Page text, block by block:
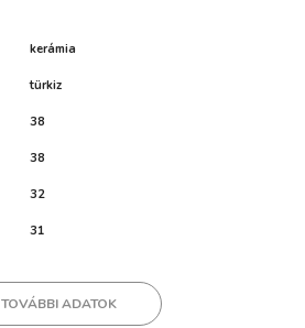
kerámia
türkiz
38
38
32
31
TOVÁBBI ADATOK